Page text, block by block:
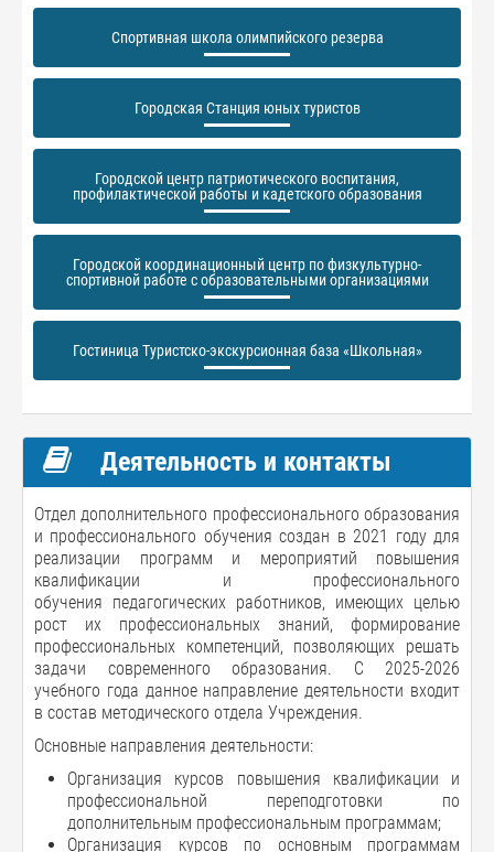
Спортивная школа олимпийского резерва
Городская Станция юных туристов
Городской центр патриотического воспитания,
профилактической работы и кадетского образования
Городской координационный центр по физкультурно-
спортивной работе с образовательными организациями
Гостиница Туристско-экскурсионная база «Школьная»
Деятельность и контакты
Отдел дополнительного профессионального образования
и профессионального обучения создан в 2021 году для
реализации программ и мероприятий повышения
квалификации и профессионального
обучения педагогических работников, имеющих целью
рост их профессиональных знаний, формирование
профессиональных компетенций, позволяющих решать
задачи современного образования. С 2025-2026
учебного года данное направление деятельности входит
в состав методического отдела Учреждения.
Основные направления деятельности:
Организация курсов повышения квалификации и
профессиональной переподготовки по
дополнительным профессиональным программам;
Организация курсов по основным программам